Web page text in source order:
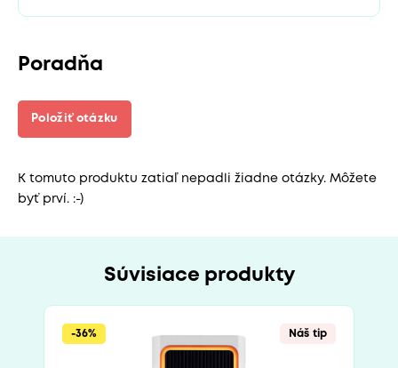
Poradňa
Položiť otázku
K tomuto produktu zatiaľ nepadli žiadne otázky. Môžete
byť prví. :-)
Súvisiace produkty
-36% Náš tip